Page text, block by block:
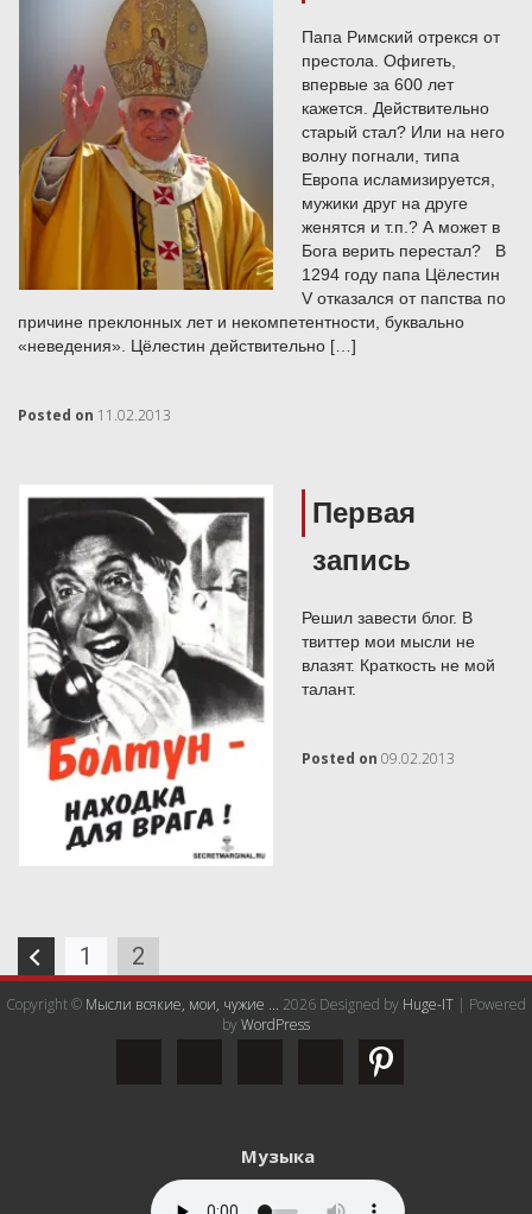
Папа Римский отрекся от
престола. Офигеть,
впервые за 600 лет
кажется. Действительно
старый стал? Или на него
волну погнали, типа
Европа исламизируется,
мужики друг на друге
женятся и т.п.? А может в
Бога верить перестал? В
1294 году папа Цёлестин
V отказался от папства по
причине преклонных лет и некомпетентности, буквально
«неведения». Цёлестин действительно […]
Posted on 11.02.2013
Первая
запись
Решил завести блог. В
твиттер мои мысли не
влазят. Краткость не мой
талант.
Posted on 09.02.2013
Навигация
по
записям
1 2
Copyright © Мысли всякие, мои, чужие ... 2026 Designed by Huge-IT | Powered
byWordPress
Музыка